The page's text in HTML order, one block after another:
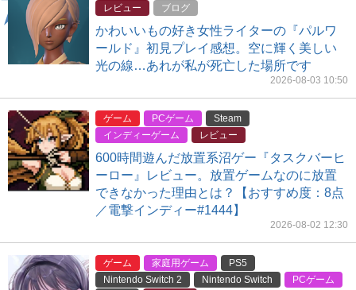
レビュー
ブログ
かわいいもの好き女性ライターの『パルワ
ールド』初見プレイ感想。空に輝く美しい
光の線…あれが私が死亡した場所です
2026-08-03 10:50
ゲーム PCゲーム
Steam
インディーゲーム
レビュー
600時間遊んだ放置系沼ゲー『タスクバーヒ
ーロー』レビュー。放置ゲームなのに放置
できなかった理由とは？【おすすめ度：8点
／電撃インディー#1444】
2026-08-02 12:30
ゲーム 家庭用ゲーム
PS5
Nintendo Switch 2
Nintendo Switch
PCゲーム